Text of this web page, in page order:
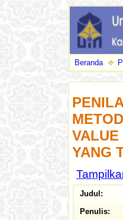
Beranda
VALUE
YANG
Judul:
Penulis: